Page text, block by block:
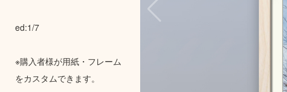
ed:1/7
※購入者様が用紙・フレーム
をカスタムできます。